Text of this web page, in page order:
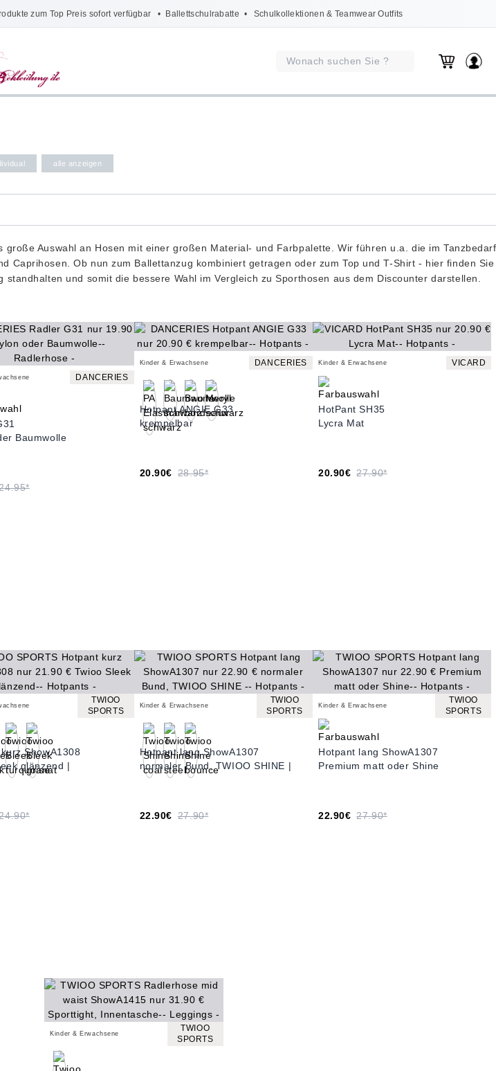
zum Top Preis sofort verfügbar • Ballettschulrabatte • Schulkollektionen & Teamwear Outfits
alle anzeigen
Auswahl an Hosen mit einer großen Material- und Farbpalette. Wir führen u.a. die im Tanzbedarf
Caprihosen. Ob nun zum Ballettanzug kombiniert getragen oder zum Top und T-Shirt - hier finden Sie
und somit die bessere Wahl im Vergleich zu Sporthosen aus dem Discounter darstellen.
DANCERIES
Baumwolle
Kinder & Erwachsene DANCERIES
Hotpant ANGIE G33
krempelbar
20.90€ 28.95*
Kinder & Erwachsene VICARD
HotPant SH35
Lycra Mat
20.90€ 27.90*
TWIOO
SPORTS
ShowA1308
glänzend |
Kinder & Erwachsene
TWIOO
SPORTS
Hotpant lang ShowA1307
normaler Bund, TWIOO SHINE |
22.90€ 27.90*
Kinder & Erwachsene
TWIOO
SPORTS
Hotpant lang ShowA1307
Premium matt oder Shine
22.90€ 27.90*
Kinder & Erwachsene
TWIOO
SPORTS